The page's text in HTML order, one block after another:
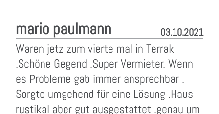
mario paulmann 03.10.2021
Waren jetz zum vierte mal in Terrak
.Schöne Gegend .Super Vermieter. Wenn
es Probleme gab immer ansprechbar .
Sorgte umgehend für eine Lösung .Haus
rustikal aber gut ausgestattet .genau um